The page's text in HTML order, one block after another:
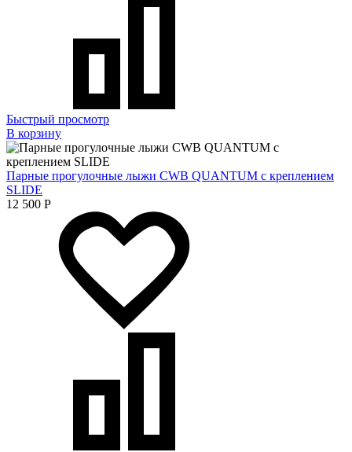
Быстрый просмотр
В корзину
Парные прогулочные лыжи CWB QUANTUM с креплением
SLIDE
12 500 Р